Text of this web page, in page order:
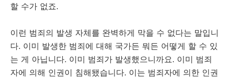
할 수가 없죠.
이런 범죄의 발생 자체를 완벽하게 막을 수 없다는 말입니
다. 이미 발생한 범죄에 대해 국가든 뭐든 어떻게 할 수 있
는 게 아닙니다. 이미 범죄가 발생했으니까요. 이미 범죄
자에 의해 인권이 침해됐습니다. 이는 범죄자에 의한 인권